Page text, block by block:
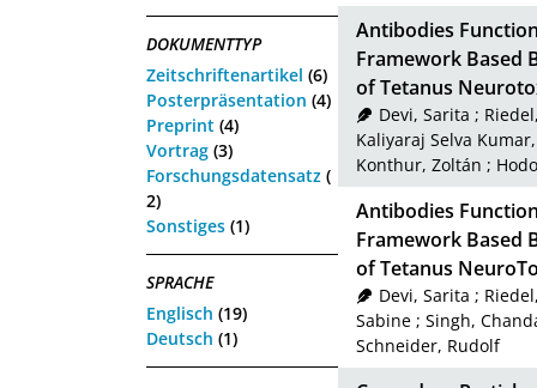
DOKUMENTTYP
Zeitschriftenartikel (6)
Posterpräsentation (4)
Preprint (4)
Vortrag (3)
Forschungsdatensatz (
2)
Sonstiges (1)
SPRACHE
Englisch (19)
Deutsch (1)
Antibodies
Framework Based
of Tetanus
Devi, Sarita ;
Kaliyaraj Selva
Konthur, Zoltán ;
Antibodies
Framework Based
of Tetanus
Devi, Sarita ;
Sabine ; Singh,
Schneider, Rudolf